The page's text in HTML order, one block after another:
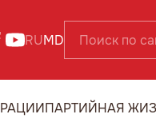
RUMD
ПАРТИЙНАЯ